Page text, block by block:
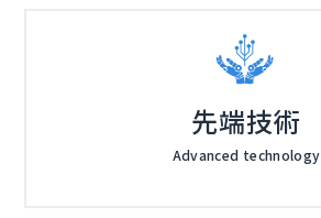
先端技術
Advanced technology